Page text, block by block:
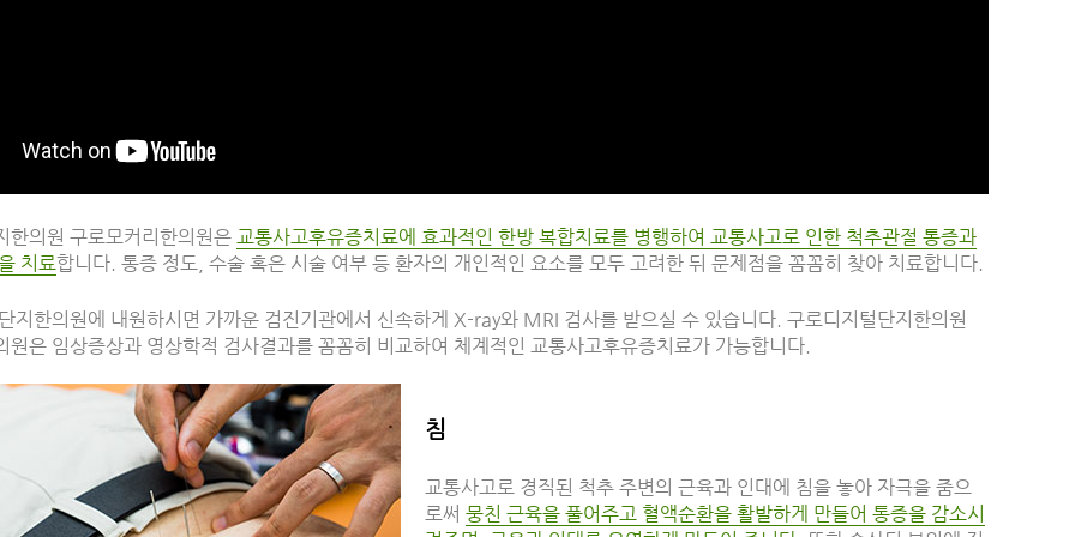
한의원 구로모커리한의원은 교통사고후유증치료에 효과적인 한방 복합치료를 병행하여 교통사고로 인한 척추관절 통증과
치료합니다. 통증 정도, 수술 혹은 시술 여부 등 환자의 개인적인 요소를 모두 고려한 뒤 문제점을 꼼꼼히 찾아 치료합니다.
지한의원에 내원하시면 가까운 검진기관에서 신속하게 X-ray와 MRI 검사를 받으실 수 있습니다. 구로디지털단지한의원
원은 임상증상과 영상학적 검사결과를 꼼꼼히 비교하여 체계적인 교통사고후유증치료가 가능합니다.
침
교통사고로 경직된 척추 주변의 근육과 인대에 침을 놓아 자극을 줌으
로써 뭉친 근육을 풀어주고 혈액순환을 활발하게 만들어 통증을 감소시